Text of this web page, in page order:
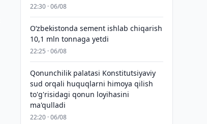
22:30 · 06/08
O‘zbekistonda sement ishlab chiqarish
10,1 mln tonnaga yetdi
22:25 · 06/08
Qonunchilik palatasi Konstitutsiyaviy
sud orqali huquqlarni himoya qilish
to'g'risidagi qonun loyihasini
ma'qulladi
22:20 · 06/08